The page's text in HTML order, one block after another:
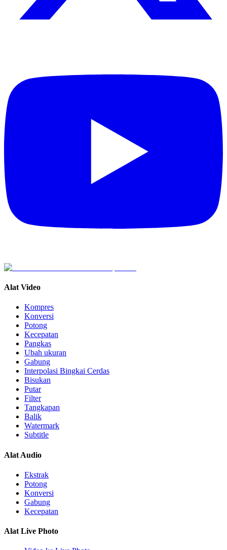
Alat Video
Kompres
Konversi
Potong
Kecepatan
Pangkas
Ubah ukuran
Gabung
Interpolasi Bingkai Cerdas
Bisukan
Putar
Filter
Tangkapan
Balik
Watermark
Subtitle
Alat Audio
Ekstrak
Potong
Konversi
Gabung
Kecepatan
Alat Live Photo